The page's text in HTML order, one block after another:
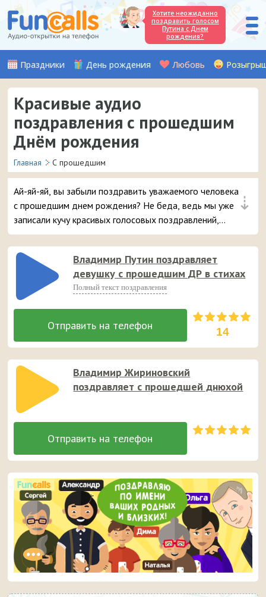
Хотите неожиданно
поздравить голосом
Путина с Днем
рождения?
Праздники День рождения Любовь
Красивые аудио
поздравления с прошедшим
Днём рождения
Главная С прошедшим
⇣
Ай-яй-яй, вы забыли поздравить уважаемого человека
с прошедшим днем рождения? Не беда, ведь мы уже
записали кучу красивых голосовых поздравлений,
которые, хоть и с опозданием, но можно отправить на
мобильный телефон в любую точку страны. Главное
ведь, вы вспомнили!Владимир Путин поздравляет
девушку с прошедшим ДР в стихах
Полный текст поздравления
14
Владимир Жириновский
поздравляет с прошедшей днюхой